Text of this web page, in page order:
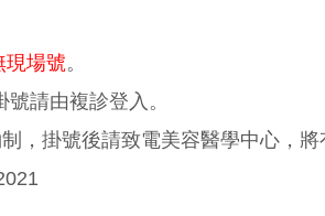
現場號。
請由複診登入。
，掛號後請致電美容醫學中心，將